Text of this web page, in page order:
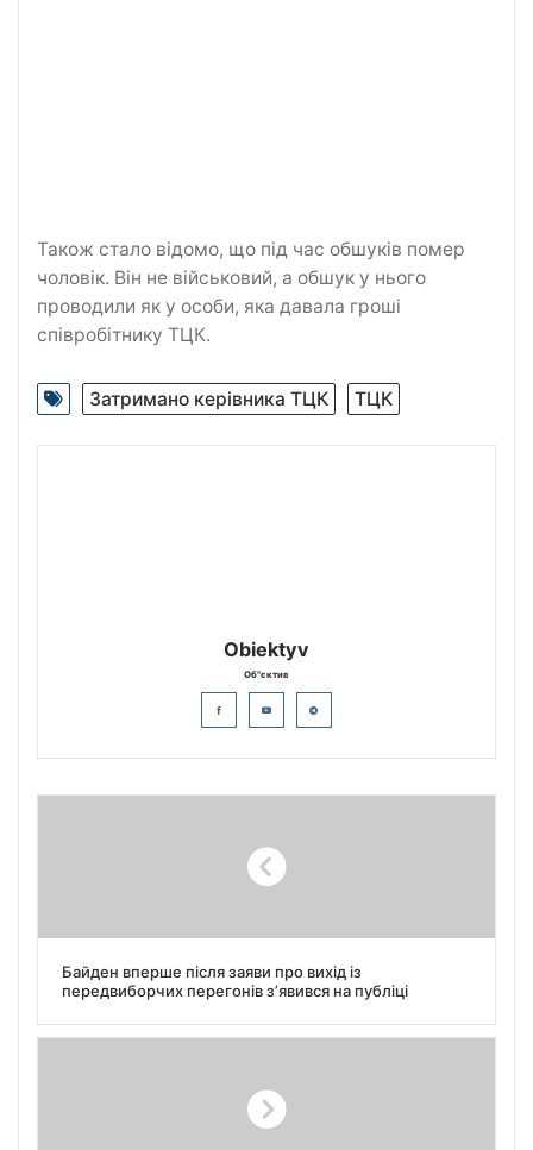
Також стало відомо, що під час обшуків помер
чоловік. Він не військовий, а обшук у нього
проводили як у особи, яка давала гроші
співробітнику ТЦК.
Затримано керівника ТЦК ТЦК
Obiektyv
Об"єктив
Байден вперше після заяви про вихід із
передвиборчих перегонів з’явився на публіці